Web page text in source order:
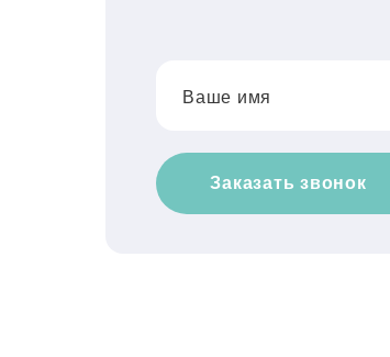
Ваше имя
Заказать звонок